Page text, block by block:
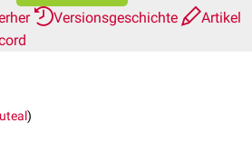
Versionsgeschichte
Artikel
)